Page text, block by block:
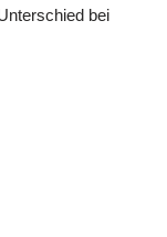
bei